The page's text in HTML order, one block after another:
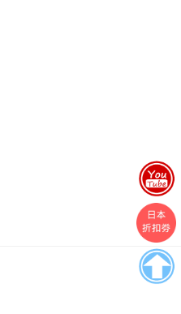
Boston